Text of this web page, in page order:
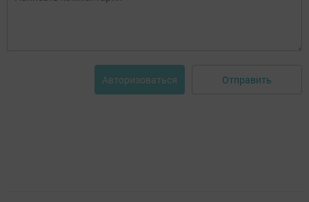
Авторизоваться Отправить